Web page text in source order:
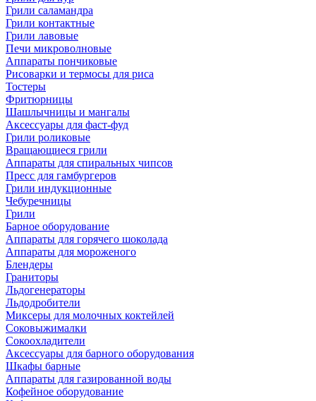
Грили саламандра
Грили контактные
Грили лавовые
Печи микроволновые
Аппараты пончиковые
Рисоварки и термосы для риса
Тостеры
Фритюрницы
Шашлычницы и мангалы
Аксессуары для фаст-фуд
Грили роликовые
Вращающиеся грили
Аппараты для спиральных чипсов
Пресс для гамбургеров
Грили индукционные
Чебуречницы
Грили
Барное оборудование
Аппараты для горячего шоколада
Аппараты для мороженого
Блендеры
Граниторы
Льдогенераторы
Льдодробители
Миксеры для молочных коктейлей
Соковыжималки
Сокоохладители
Аксессуары для барного оборудования
Шкафы барные
Аппараты для газированной воды
Кофейное оборудование